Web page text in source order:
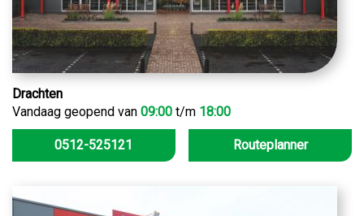
Drachten
Vandaag geopend van 09:00 t/m 18:00
0512-525121 Routeplanner